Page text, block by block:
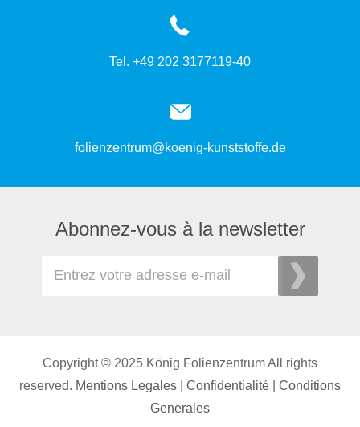
Tel. +49 202 3177119-40
folienzentrum@koenig-kunststoffe.de
Abonnez-vous à la newsletter
Copyright © 2025 König Folienzentrum All rights
reserved. Mentions Legales Confidentialité
Conditions
Generales